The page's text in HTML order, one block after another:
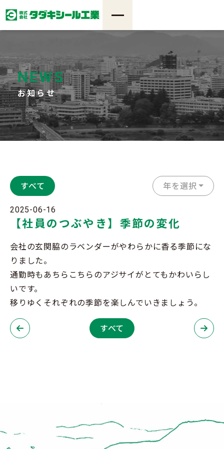
NEWS
お知らせ
すべて 年を選択
2025-06-16
【社員のつぶやき】季節の変化
会社の玄関脇のラベンダーがやわらかに香る季節にな
りました。
通勤時もあちらこちらのアジサイがとてもかわいらし
いです。
移りゆくそれぞれの季節を楽しんでいきましょう。
すべて